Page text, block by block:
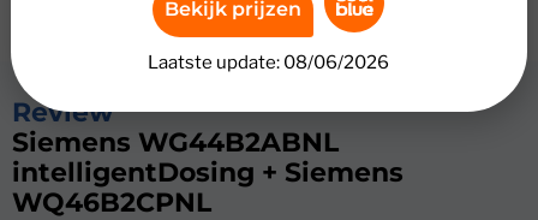
Review
Siemens WG44B2ABNL
intelligentDosing + Siemens
WQ46B2CPNL
Bekijk prijzen
Laatste update: 08/06/2026